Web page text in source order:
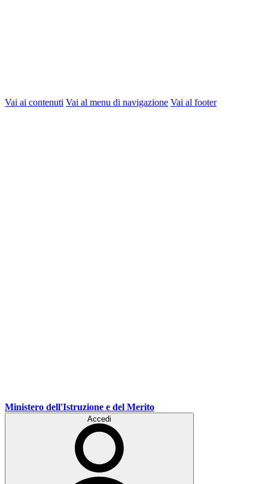
Vai ai contenuti Vai al menu di navigazione Vai al footer
Ministero dell'Istruzione e del Merito
Accedi